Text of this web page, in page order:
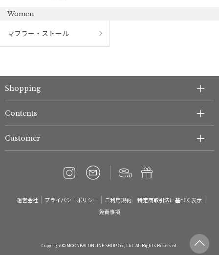
Women
マフラー・ストール
Shopping
Contents
Customer
運営会社 プライバシーポリシー ご利用規約
特定商取引法に基づく表示
免責事項
Copyright© MOONBAT ONLINE SHOP Co., Ltd. All Rights Reserved.